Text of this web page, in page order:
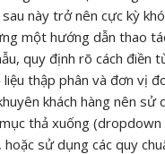
này trở nên cực kỳ
một hướng dẫn thao
quy định rõ cách điền
thập phân và đơn vị
khách hàng nên sử
thả xuống
sử dụng các quy